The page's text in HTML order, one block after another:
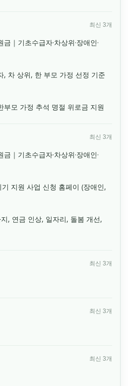
최신 3개
｜기초수급자·차상위·장애인·
, 차 상위, 한 부모 가정 선정 기준
부모 가정 추석 명절 위로금 지원
최신 3개
｜기초수급자·차상위·장애인·
지원 사업 신청 홈페이 (장애인,
, 연금 인상, 일자리, 돌봄 개선,
최신 3개
최신 3개
최신 3개